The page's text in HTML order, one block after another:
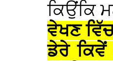
ਕਿਉਂਕਿ
ਵੇਖਣ
ਡੇਰੇ